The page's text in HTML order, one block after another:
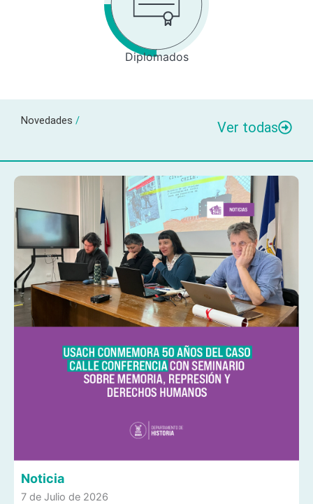
Diplomados
Novedades / Ver todas
Noticia
7 de Julio de 2026